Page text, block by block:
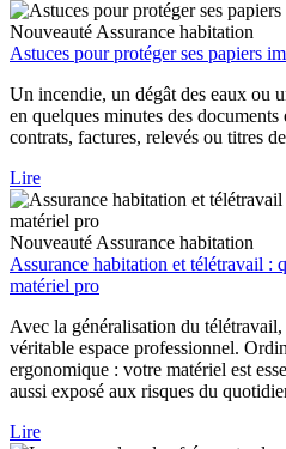
Nouveauté Assurance habitation
Astuces pour protéger ses papiers
Un incendie, un dégât des eaux ou
en quelques minutes des documents
contrats, factures, relevés ou titres
Lire
Nouveauté Assurance habitation
Assurance habitation et télétravail :
matériel pro
Avec la généralisation du
véritable espace professionnel.
ergonomique : votre matériel est
aussi exposé aux risques du
Lire